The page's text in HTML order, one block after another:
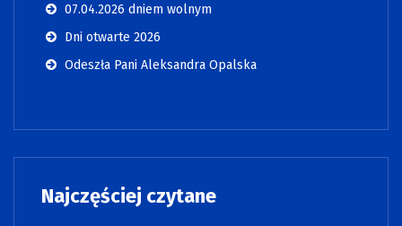
07.04.2026 dniem wolnym
Dni otwarte 2026
Odeszła Pani Aleksandra Opalska
Najczęściej czytane